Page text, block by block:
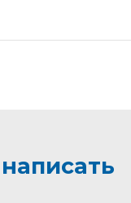
написать